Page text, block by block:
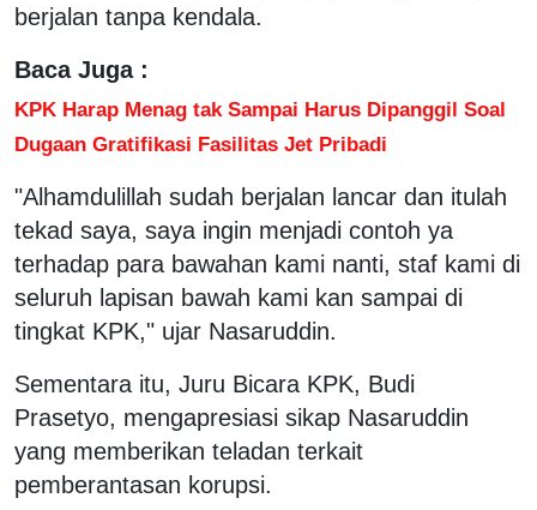
berjalan tanpa kendala.
Baca Juga :
KPK Harap Menag tak Sampai Harus Dipanggil Soal
Dugaan Gratifikasi Fasilitas Jet Pribadi
"Alhamdulillah sudah berjalan lancar dan itulah
tekad saya, saya ingin menjadi contoh ya
terhadap para bawahan kami nanti, staf kami di
seluruh lapisan bawah kami kan sampai di
tingkat KPK," ujar Nasaruddin.
Sementara itu, Juru Bicara KPK, Budi
Prasetyo, mengapresiasi sikap Nasaruddin
yang memberikan teladan terkait
pemberantasan korupsi.